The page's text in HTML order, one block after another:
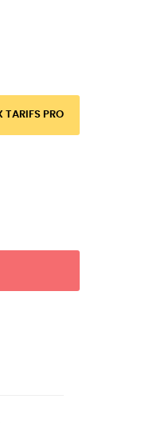
TARIFS PRO